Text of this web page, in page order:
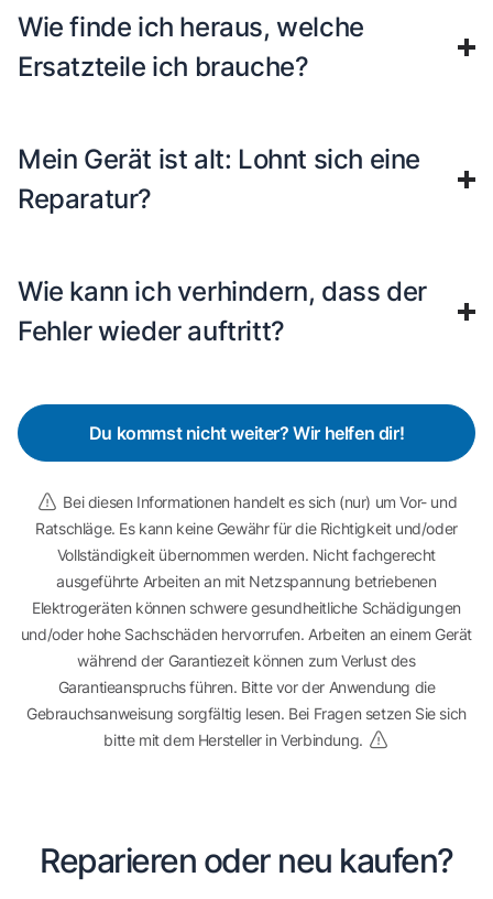
Wie finde ich heraus, welche
Ersatzteile ich brauche?
Mein Gerät ist alt: Lohnt sich eine
Reparatur?
Wie kann ich verhindern, dass der
Fehler wieder auftritt?
Du kommst nicht weiter? Wir helfen dir!
Bei diesen Informationen handelt es sich (nur) um Vor- und
Ratschläge. Es kann keine Gewähr für die Richtigkeit und/oder
Vollständigkeit übernommen werden. Nicht fachgerecht
ausgeführte Arbeiten an mit Netzspannung betriebenen
Elektrogeräten können schwere gesundheitliche Schädigungen
und/oder hohe Sachschäden hervorrufen. Arbeiten an einem Gerät
während der Garantiezeit können zum Verlust des
Garantieanspruchs führen. Bitte vor der Anwendung die
Gebrauchsanweisung sorgfältig lesen. Bei Fragen setzen Sie sich
bitte mit dem Hersteller in Verbindung.
Reparieren oder neu kaufen?